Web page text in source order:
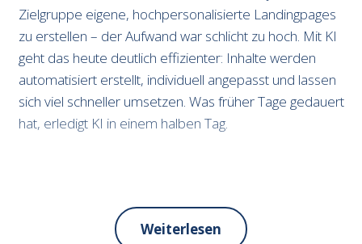
Zielgruppe eigene, hochpersonalisierte Landingpages
zu erstellen – der Aufwand war schlicht zu hoch. Mit KI
geht das heute deutlich effizienter: Inhalte werden
automatisiert erstellt, individuell angepasst und lassen
sich viel schneller umsetzen. Was früher Tage gedauert
hat, erledigt KI in einem halben Tag.
Weiterlesen